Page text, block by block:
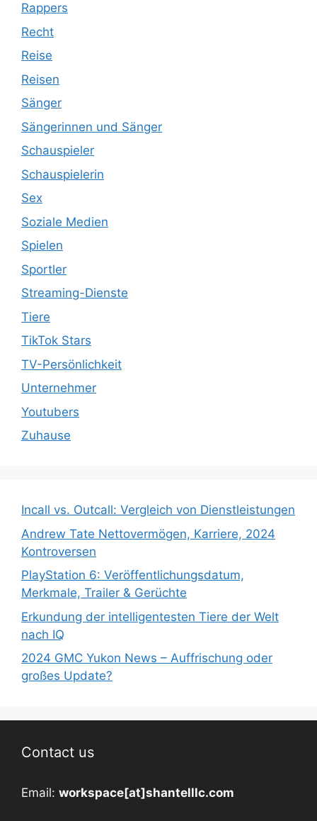
Rappers
Recht
Reise
Reisen
Sänger
Sängerinnen und Sänger
Schauspieler
Schauspielerin
Sex
Soziale Medien
Spielen
Sportler
Streaming-Dienste
Tiere
TikTok Stars
TV-Persönlichkeit
Unternehmer
Youtubers
Zuhause
Incall vs. Outcall: Vergleich von Dienstleistungen
Andrew Tate Nettovermögen, Karriere, 2024
Kontroversen
PlayStation 6: Veröffentlichungsdatum,
Merkmale, Trailer & Gerüchte
Erkundung der intelligentesten Tiere der Welt
nach IQ
2024 GMC Yukon News – Auffrischung oder
großes Update?
Contact us
Email: workspace[at]shantelllc.com